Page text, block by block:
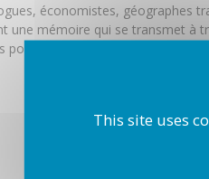
économistes, géographes
une mémoire qui se transmet à
pour découvrir les recherches
This site uses